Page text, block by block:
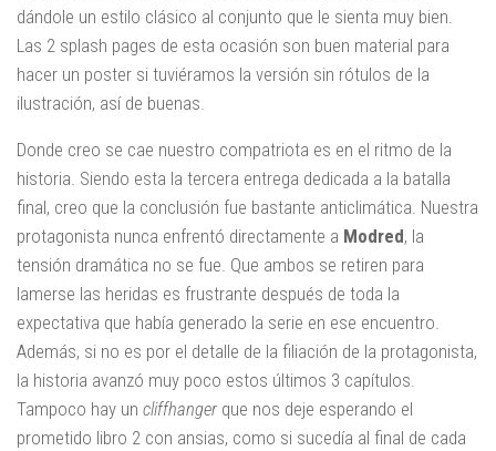
dándole un estilo clásico al conjunto que le sienta muy bien.
Las 2 splash pages de esta ocasión son buen material para
hacer un poster si tuviéramos la versión sin rótulos de la
ilustración, así de buenas.
Donde creo se cae nuestro compatriota es en el ritmo de la
historia. Siendo esta la tercera entrega dedicada a la batalla
final, creo que la conclusión fue bastante anticlimática. Nuestra
protagonista nunca enfrentó directamente a Modred, la
tensión dramática no se fue. Que ambos se retiren para
lamerse las heridas es frustrante después de toda la
expectativa que había generado la serie en ese encuentro.
Además, si no es por el detalle de la filiación de la protagonista,
la historia avanzó muy poco estos últimos 3 capítulos.
Tampoco hay un cliffhanger que nos deje esperando el
prometido libro 2 con ansias, como si sucedía al final de cada